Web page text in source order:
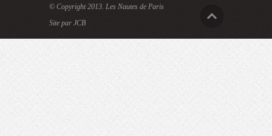
© Copyright 2013. Les Nautes de Paris
Site par JCB